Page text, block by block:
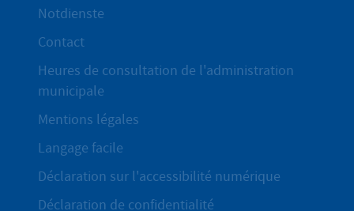
Notdienste
Contact
Heures de consultation de l'administration
municipale
Mentions légales
Langage facile
Déclaration sur l'accessibilité numérique
Déclaration de confidentialité